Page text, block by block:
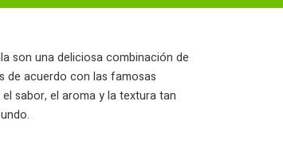
son una deliciosa combinación de
de acuerdo con las famosas
sabor, el aroma y la textura tan